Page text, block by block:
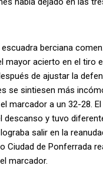
berciana
mayor acierto en el tiro
de ajustar la
se sintiesen más
marcador a un 32-28.
descanso y tuvo
salir en la
Ciudad de Ponferrada
marcador.